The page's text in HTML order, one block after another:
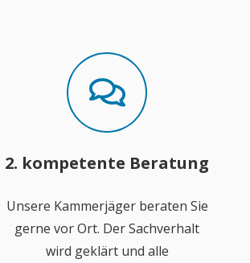
2. kompetente Beratung
Unsere Kammerjäger beraten Sie
gerne vor Ort. Der Sachverhalt
wird geklärt und alle